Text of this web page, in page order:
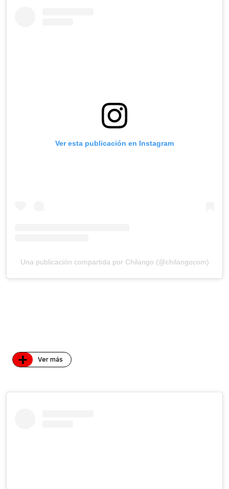
Ver esta publicación en Instagram
Una publicación compartida por Chilango (@chilangocom)
+ Ver más